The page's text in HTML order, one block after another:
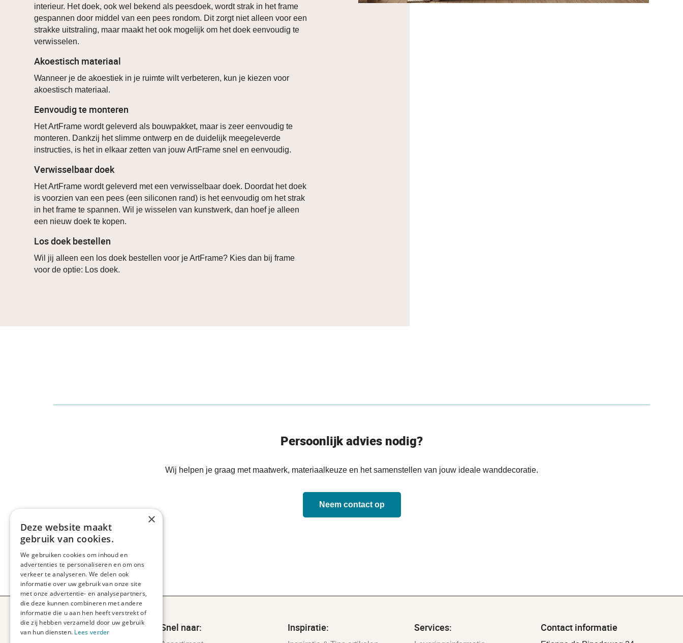
interieur. Het doek, ook wel bekend als peesdoek, wordt strak in het frame
gespannen door middel van een pees rondom. Dit zorgt niet alleen voor een
strakke uitstraling, maar maakt het ook mogelijk om het doek eenvoudig te
verwisselen.
Akoestisch materiaal
Wanneer je de akoestiek in je ruimte wilt verbeteren, kun je kiezen voor
akoestisch materiaal.
Eenvoudig te monteren
Het ArtFrame wordt geleverd als bouwpakket, maar is zeer eenvoudig te
monteren. Dankzij het slimme ontwerp en de duidelijk meegeleverde
instructies, is het in elkaar zetten van jouw ArtFrame snel en eenvoudig.
Verwisselbaar doek
Het ArtFrame wordt geleverd met een verwisselbaar doek. Doordat het doek
is voorzien van een pees (een siliconen rand) is het eenvoudig om het strak
in het frame te spannen. Wil je wisselen van kunstwerk, dan hoef je alleen
een nieuw doek te kopen.
Los doek bestellen
Wil jij alleen een los doek bestellen voor je ArtFrame? Kies dan bij frame
voor de optie: Los doek.
Persoonlijk advies nodig?
Wij helpen je graag met maatwerk, materiaalkeuze en het samenstellen van jouw ideale wanddecoratie.
Neem contact op
Snel naar: Inspiratie: Services: Contact informatie
×
Deze website maakt
gebruik van cookies.
We gebruiken cookies om inhoud en
advertenties te personaliseren en om ons
verkeer te analyseren. We delen ook
informatie over uw gebruik van onze site
met onze advertentie- en analysepartners,
die deze kunnen combineren met andere
informatie die u aan hen heeft verstrekt of
die zij hebben verzameld door uw gebruik
van hun diensten. Lees verder